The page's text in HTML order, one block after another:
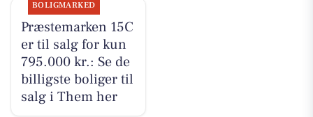
BOLIGMARKED
Præstemarken 15C
er til salg for kun
795.000 kr.: Se de
billigste boliger til
salg i Them her